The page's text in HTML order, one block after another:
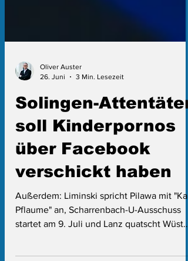
Solingen-Attentäter
soll Kinderpornos
über Facebook
Außerdem: Liminski spricht Pilawa mit "Kai
Pflaume" an, Scharrenbach-U-Ausschuss
schon wieder ins Stadion